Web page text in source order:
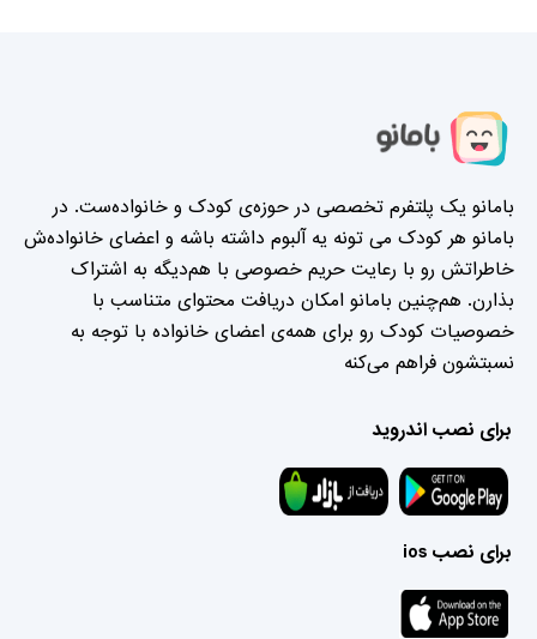
بامانو یک پلتفرم تخصصی در حوزه‌ی کودک و خانواده‌ست. در
بامانو هر کودک می تونه یه آلبوم داشته باشه و اعضای خانواده‌ش
خاطراتش رو با رعایت حریم خصوصی با هم‌دیگه به اشتراک
بذارن. هم‌چنین بامانو امکان دریافت محتوای متناسب با
خصوصیات کودک رو برای همه‌ی اعضای خانواده با توجه به
نسبتشون فراهم می‌کنه
برای نصب اندروید
برای نصب ios